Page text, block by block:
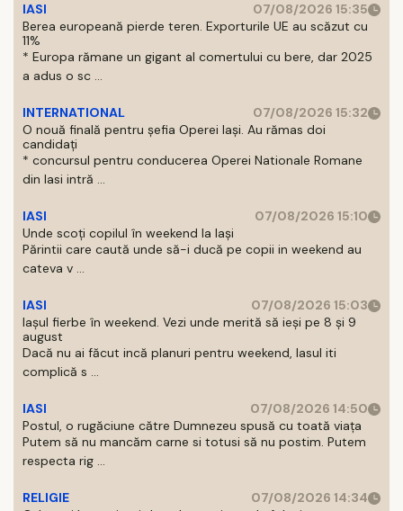
IASI
07/08/2026 15:35
Berea europeană pierde teren. Exporturile UE au scăzut cu
11%
* Europa rămane un gigant al comertului cu bere, dar 2025
a adus o sc ...
INTERNATIONAL
07/08/2026 15:32
O nouă finală pentru șefia Operei Iași. Au rămas doi
candidați
* concursul pentru conducerea Operei Nationale Romane
din Iasi intră ...
IASI
07/08/2026 15:10
Unde scoți copilul în weekend la Iași
Părintii care caută unde să-i ducă pe copii in weekend au
cateva v ...
IASI
07/08/2026 15:03
Iașul fierbe în weekend. Vezi unde merită să ieși pe 8 și 9
august
Dacă nu ai făcut incă planuri pentru weekend, Iasul iti
complică s ...
IASI
07/08/2026 14:50
Postul, o rugăciune către Dumnezeu spusă cu toată viața
Putem să nu mancăm carne si totusi să nu postim. Putem
respecta rig ...
RELIGIE
07/08/2026 14:34